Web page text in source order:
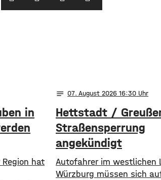
in
hat
notes 07. August 2026 16:30
Hettstadt /
Straßensperrung
angekündigt
Autofahrer im westlichen
Würzburg müssen sich